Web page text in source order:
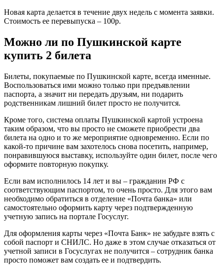
Новая карта делается в течение двух недель с момента заявки.
Стоимость ее перевыпуска – 100р.
Можно ли по Пушкинской карте
купить 2 билета
Билеты, покупаемые по Пушкинской карте, всегда именные.
Воспользоваться ими можно только при предъявлении
паспорта, а значит ни передать друзьям, ни подарить
родственникам лишний билет просто не получится.
Кроме того, система оплаты Пушкинской картой устроена
таким образом, что вы просто не сможете приобрести два
билета на одно и то же мероприятие одновременно. Если по
какой-то причине вам захотелось снова посетить, например,
понравившуюся выставку, используйте один билет, после чего
оформите повторную покупку.
Если вам исполнилось 14 лет и вы – гражданин РФ с
соответствующим паспортом, то очень просто. Для этого вам
необходимо обратиться в отделение «Почта банка» или
самостоятельно оформить карту через подтвержденную
учетную запись на портале Госуслуг.
Для оформления карты через «Почта Банк» не забудьте взять с
собой паспорт и СНИЛС. Но даже в этом случае отказаться от
учетной записи в Госуслугах не получится – сотрудник банка
просто поможет вам создать ее и подтвердить.